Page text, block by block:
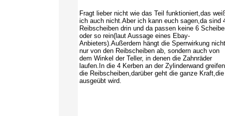
Fragt lieber nicht wie das Teil funktioniert,das
ich auch nicht.Aber ich kann euch sagen,da sind
Reibscheiben drin und da passen keine 6
oder so rein(laut Aussage eines Ebay-
Anbieters).Außerdem hängt die Sperrwirkung nicht
nur von den Reibscheiben ab, sondern auch von
dem Winkel der Teller, in denen die Zahnräder
laufen.In die 4 Kerben an der Zylinderwand greifen
die Reibscheiben,darüber geht die ganze Kraft,die
ausgeübt wird.